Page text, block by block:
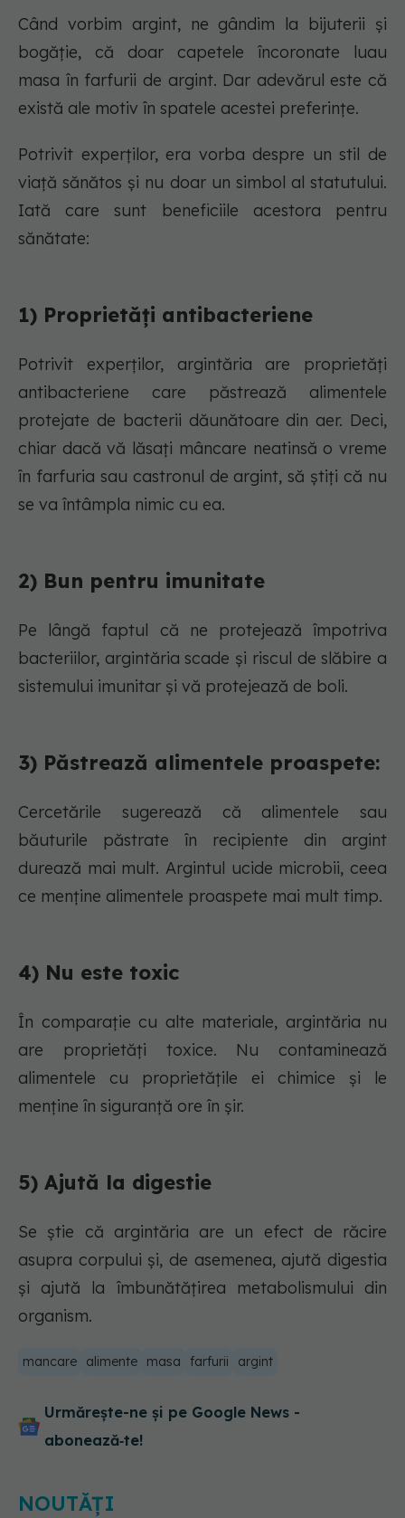
Când vorbim argint, ne gândim la bijuterii și
bogăție, că doar capetele încoronate luau
masa în farfurii de argint. Dar adevărul este că
există ale motiv în spatele acestei preferințe.
Potrivit experților, era vorba despre un stil de
viață sănătos și nu doar un simbol al statutului.
Iată care sunt beneficiile acestora pentru
sănătate:
1) Proprietăți antibacteriene
Potrivit experților, argintăria are proprietăți
antibacteriene care păstrează alimentele
protejate de bacterii dăunătoare din aer. Deci,
chiar dacă vă lăsați mâncare neatinsă o vreme
în farfuria sau castronul de argint, să știți că nu
se va întâmpla nimic cu ea.
2) Bun pentru imunitate
Pe lângă faptul că ne protejează împotriva
bacteriilor, argintăria scade și riscul de slăbire a
sistemului imunitar și vă protejează de boli.
3) Păstrează alimentele proaspete:
Cercetările sugerează că alimentele sau
băuturile păstrate în recipiente din argint
durează mai mult. Argintul ucide microbii, ceea
ce menține alimentele proaspete mai mult timp.
4) Nu este toxic
În comparație cu alte materiale, argintăria nu
are proprietăți toxice. Nu contaminează
alimentele cu proprietățile ei chimice și le
menține în siguranță ore în șir.
5) Ajută la digestie
Se știe că argintăria are un efect de răcire
asupra corpului și, de asemenea, ajută digestia
și ajută la îmbunătățirea metabolismului din
organism.
mancare alimente masa farfurii argint
Urmărește-ne și pe Google News -
abonează‑te!
NOUTĂȚI